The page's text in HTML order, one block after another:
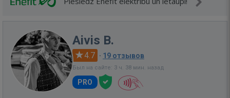
Aivis B.
4.7 · 19 отзывов
Был на сайте: 3 ч. 38 мин. назад
PRO